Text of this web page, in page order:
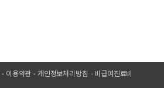
이용약관 개인정보처리방침 비급여진료비